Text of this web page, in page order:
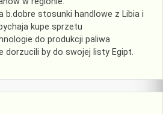
b.dobre stosunki handlowe z Libia i
kupe sprzetu
do produkcji paliwa
dorzucili by do swojej listy Egipt.